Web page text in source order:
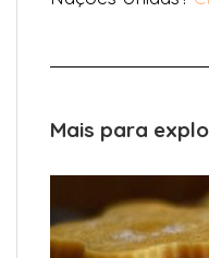
Mais para